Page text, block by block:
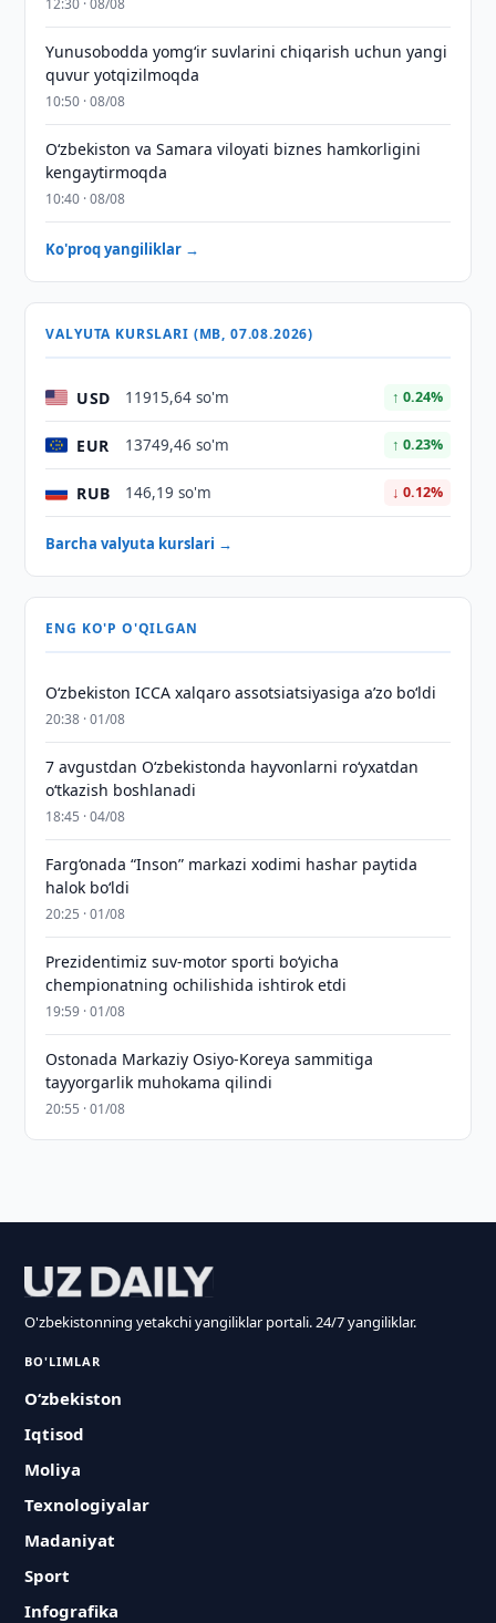
12:30 · 08/08
Yunusobodda yomg‘ir suvlarini chiqarish uchun yangi
quvur yotqizilmoqda
10:50 · 08/08
Oʻzbekiston va Samara viloyati biznes hamkorligini
kengaytirmoqda
10:40 · 08/08
Ko'proq yangiliklar →
VALYUTA KURSLARI (MB, 07.08.2026)
USD 11915,64 so'm ↑ 0.24%
EUR 13749,46 so'm ↑ 0.23%
RUB 146,19 so'm ↓ 0.12%
Barcha valyuta kurslari →
ENG KO'P O'QILGAN
O‘zbekiston ICCA xalqaro assotsiatsiyasiga aʼzo bo‘ldi
20:38 · 01/08
7 avgustdan O‘zbekistonda hayvonlarni ro‘yxatdan
o‘tkazish boshlanadi
18:45 · 04/08
Farg‘onada “Inson” markazi xodimi hashar paytida
halok bo‘ldi
20:25 · 01/08
Prezidentimiz suv-motor sporti bo‘yicha
chempionatning ochilishida ishtirok etdi
19:59 · 01/08
Ostonada Markaziy Osiyo-Koreya sammitiga
tayyorgarlik muhokama qilindi
20:55 · 01/08
O'zbekistonning yetakchi yangiliklar portali. 24/7 yangiliklar.
BO'LIMLAR
O‘zbekiston
Iqtisod
Moliya
Texnologiyalar
Madaniyat
Sport
Infografika